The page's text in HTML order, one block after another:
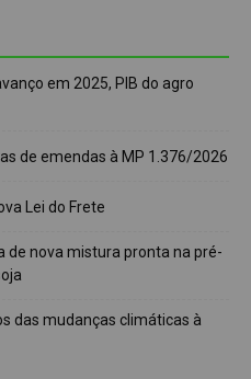
em 2025, PIB do agro
de emendas à MP 1.376/2026
Lei do Frete
de nova mistura pronta na pré-
das mudanças climáticas à